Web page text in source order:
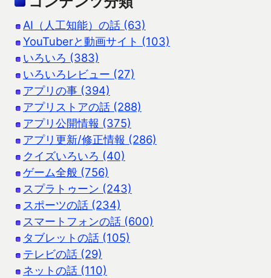
AI（人工知能）の話 (63)
YouTuberと動画サイト (103)
いろいろ (383)
いろいろレビュー (27)
アプリの事 (394)
アプリストアの話 (288)
アプリ公開情報 (375)
アプリ更新/修正情報 (286)
クイズいろいろ (40)
ゲーム全般 (756)
スプラトゥーン (243)
スポーツの話 (234)
スマートフォンの話 (600)
タブレットの話 (105)
テレビの話 (29)
ネットの話 (110)